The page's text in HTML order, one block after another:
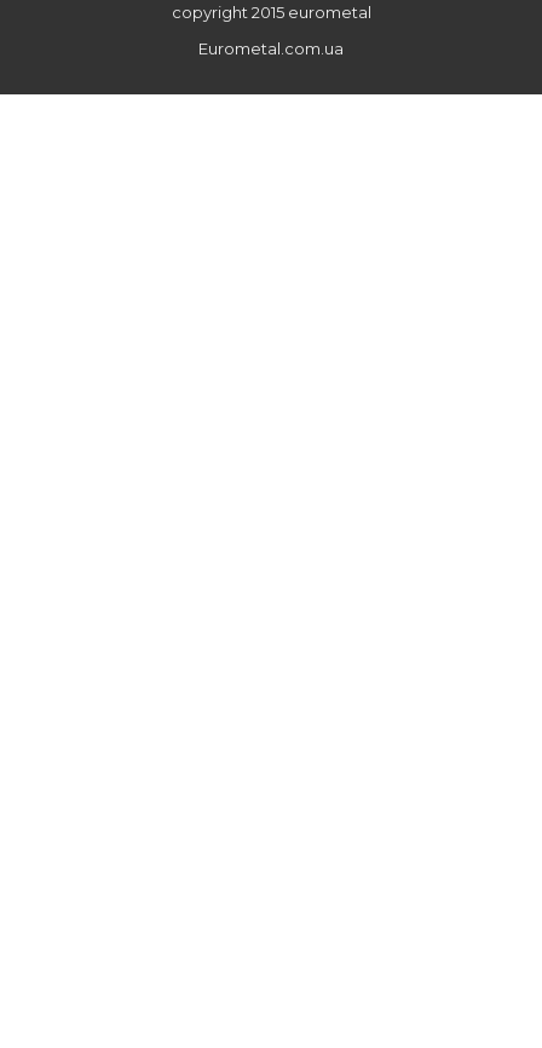
copyright 2015 eurometal
Eurometal.com.ua